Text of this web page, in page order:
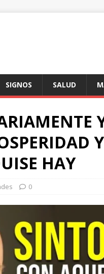
SIGNOS SALUD
HAY
0